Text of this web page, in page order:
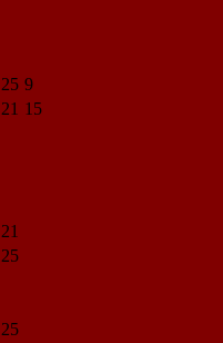
25 9
21 15
21
25
25